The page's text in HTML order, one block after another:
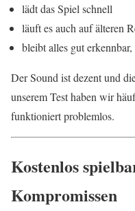
lädt das Spiel schnell
läuft es auch auf älteren
bleibt alles gut
Der Sound ist dezent und
unserem Test haben wir
funktioniert problemlos.
Kostenlos
Kompromissen